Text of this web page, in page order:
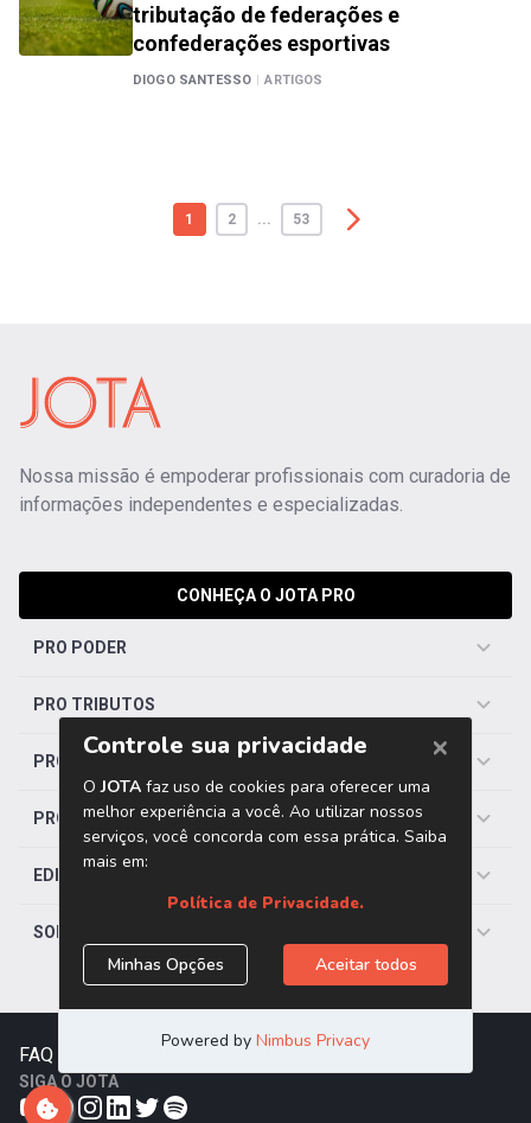
tributação de federações e
confederações esportivas
DIOGO SANTESSO | ARTIGOS
1 2 ... 53
Nossa missão é empoderar profissionais com curadoria de
informações independentes e especializadas.
CONHEÇA O JOTA PRO
PRO PODER
PRO TRIBUTOS
PRO TRABALHISTA
PRO SAÚDE
EDITORIAS
SOBRE O JOTA
FAQ Trabalhe Conosco
SIGA O JOTA